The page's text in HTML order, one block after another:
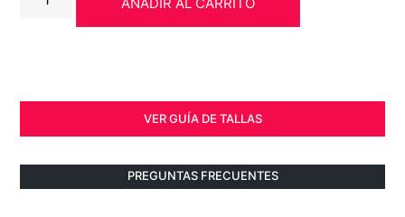
VER GUÍA DE TALLAS
PREGUNTAS FRECUENTES